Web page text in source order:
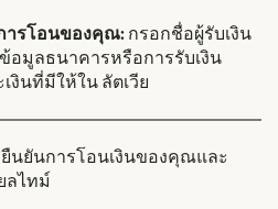
ารโอนของคุณ: กรอกชื่อผู้รับเงิน
อมูลธนาคารหรือการรับเงิน
งินที่มีให้ใน ลัตเวีย
ยืนยันการโอนเงินของคุณและ
ลไทม์